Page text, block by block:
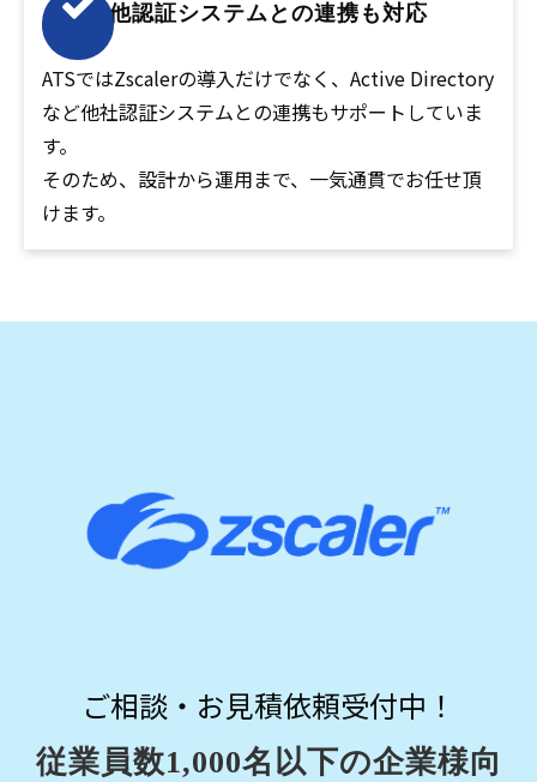
他認証システムとの連携も対応
ATSではZscalerの導入だけでなく、Active Directory
など他社認証システムとの連携もサポートしていま
す。
そのため、設計から運用まで、一気通貫でお任せ頂
けます。
ご相談・お見積依頼受付中！
従業員数1,000名以下の企業様向